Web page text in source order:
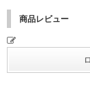
商品レビュー